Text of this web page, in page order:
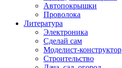
Автопокрышки
Проволока
Литература
Электроника
Сделай сам
Моделист-конструктор
Строительство